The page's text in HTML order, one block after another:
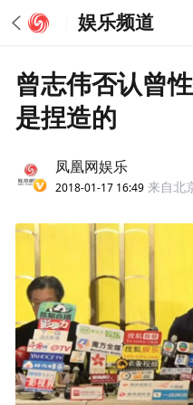
娱乐频道
曾志伟否认曾
是捏造的
凤凰网娱乐
2018-01-17 16:49 来自北